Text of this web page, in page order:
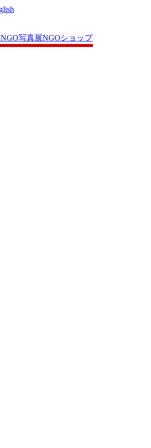
NGO写真展NGOショップ